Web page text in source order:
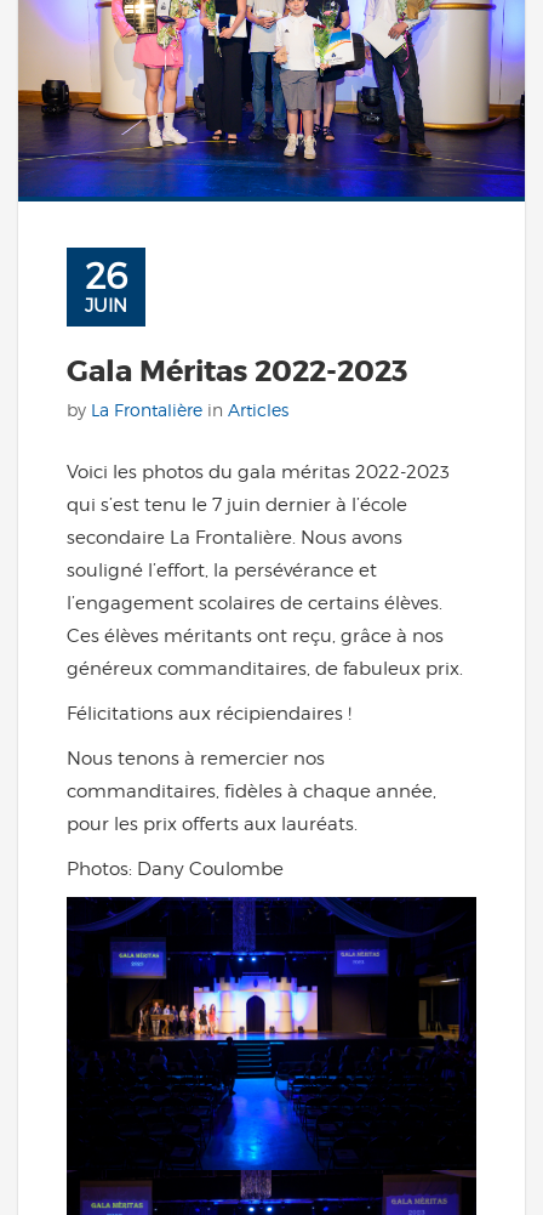
26
JUIN
Gala Méritas 2022-2023
by La Frontalière in Articles
Voici les photos du gala méritas 2022-2023
qui s’est tenu le 7 juin dernier à l’école
secondaire La Frontalière. Nous avons
souligné l’effort, la persévérance et
l’engagement scolaires de certains élèves.
Ces élèves méritants ont reçu, grâce à nos
généreux commanditaires, de fabuleux prix.
Félicitations aux récipiendaires !
Nous tenons à remercier nos
commanditaires, fidèles à chaque année,
pour les prix offerts aux lauréats.
Photos: Dany Coulombe